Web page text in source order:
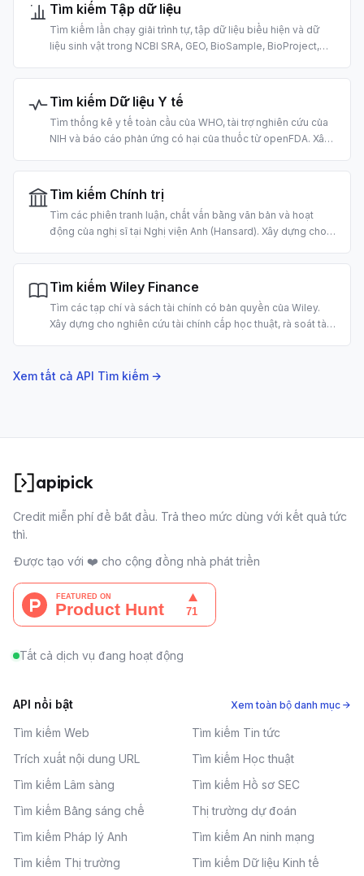
Tìm kiếm Tập dữ liệu
Tìm kiếm lần chạy giải trình tự, tập dữ liệu biểu hiện và dữ
liệu sinh vật trong NCBI SRA, GEO, BioSample, BioProject,
liệu omics dựa trên AI.
Tìm kiếm Dữ liệu Y tế
Tìm thống kê y tế toàn cầu của WHO, tài trợ nghiên cứu của
NIH và báo cáo phản ứng có hại của thuốc từ openFDA. Xây
dược bằng AI.
Tìm kiếm Chính trị
Tìm các phiên tranh luận, chất vấn bằng văn bản và hoạt
động của nghị sĩ tại Nghị viện Anh (Hansard). Xây dựng cho
sách bằng AI.
Tìm kiếm Wiley Finance
Tìm các tạp chí và sách tài chính có bản quyền của Wiley.
Xây dựng cho nghiên cứu tài chính cấp học thuật, rà soát tài
Xem tất cả API Tìm kiếm →
apipick
Credit miễn phí để bắt đầu. Trả theo mức dùng với kết quả tức
thì.
Được tạo với ❤️ cho cộng đồng nhà phát triển
Tất cả dịch vụ đang hoạt động
API nổi bật Xem toàn bộ danh mục →
Tìm kiếm Web
Tìm kiếm Tin tức
Trích xuất nội dung URL
Tìm kiếm Học thuật
Tìm kiếm Lâm sàng
Tìm kiếm Hồ sơ SEC
Tìm kiếm Bằng sáng chế
Thị trường dự đoán
Tìm kiếm Pháp lý Anh
Tìm kiếm An ninh mạng
Tìm kiếm Thị trường
Tìm kiếm Dữ liệu Kinh tế